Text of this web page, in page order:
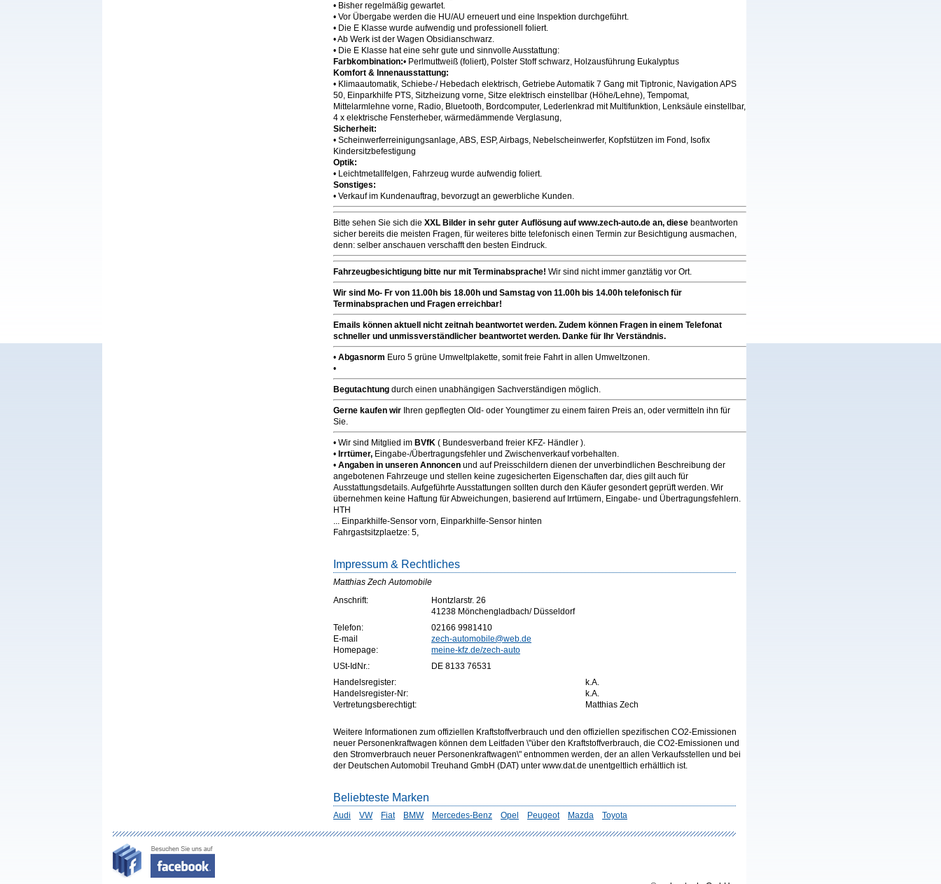
• Bisher regelmäßig gewartet.
• Vor Übergabe werden die HU/AU erneuert und eine Inspektion durchgeführt.
• Die E Klasse wurde aufwendig und professionell foliert.
• Ab Werk ist der Wagen Obsidianschwarz.
• Die E Klasse hat eine sehr gute und sinnvolle Ausstattung:
Farbkombination:• Perlmuttweiß (foliert), Polster Stoff schwarz, Holzausführung Eukalyptus
Komfort & Innenausstattung:
• Klimaautomatik, Schiebe-/ Hebedach elektrisch, Getriebe Automatik 7 Gang mit Tiptronic, Navigation APS
50, Einparkhilfe PTS, Sitzheizung vorne, Sitze elektrisch einstellbar (Höhe/Lehne), Tempomat,
Mittelarmlehne vorne, Radio, Bluetooth, Bordcomputer, Lederlenkrad mit Multifunktion, Lenksäule einstellbar,
4 x elektrische Fensterheber, wärmedämmende Verglasung,
Sicherheit:
• Scheinwerferreinigungsanlage, ABS, ESP, Airbags, Nebelscheinwerfer, Kopfstützen im Fond, Isofix
Kindersitzbefestigung
Optik:
• Leichtmetallfelgen, Fahrzeug wurde aufwendig foliert.
Sonstiges:
• Verkauf im Kundenauftrag, bevorzugt an gewerbliche Kunden.
Bitte sehen Sie sich die XXL Bilder in sehr guter Auflösung auf www.zech-auto.de an, diese beantworten
sicher bereits die meisten Fragen, für weiteres bitte telefonisch einen Termin zur Besichtigung ausmachen,
denn: selber anschauen verschafft den besten Eindruck.
Fahrzeugbesichtigung bitte nur mit Terminabsprache! Wir sind nicht immer ganztätig vor Ort.
Wir sind Mo- Fr von 11.00h bis 18.00h und Samstag von 11.00h bis 14.00h telefonisch für
Terminabsprachen und Fragen erreichbar!
Emails können aktuell nicht zeitnah beantwortet werden. Zudem können Fragen in einem Telefonat
schneller und unmissverständlicher beantwortet werden. Danke für Ihr Verständnis.
• Abgasnorm Euro 5 grüne Umweltplakette, somit freie Fahrt in allen Umweltzonen.
•
Begutachtung durch einen unabhängigen Sachverständigen möglich.
Gerne kaufen wir Ihren gepflegten Old- oder Youngtimer zu einem fairen Preis an, oder vermitteln ihn für
Sie.
• Wir sind Mitglied im BVfK ( Bundesverband freier KFZ- Händler ).
• Irrtümer, Eingabe-/Übertragungsfehler und Zwischenverkauf vorbehalten.
• Angaben in unseren Annoncen und auf Preisschildern dienen der unverbindlichen Beschreibung der
angebotenen Fahrzeuge und stellen keine zugesicherten Eigenschaften dar, dies gilt auch für
Ausstattungsdetails. Aufgeführte Ausstattungen sollten durch den Käufer gesondert geprüft werden. Wir
übernehmen keine Haftung für Abweichungen, basierend auf Irrtümern, Eingabe- und Übertragungsfehlern.
HTH
... Einparkhilfe-Sensor vorn, Einparkhilfe-Sensor hinten
Fahrgastsitzplaetze: 5,
Impressum & Rechtliches
Matthias Zech Automobile
Anschrift:
Hontzlarstr. 26
41238 Mönchengladbach/ Düsseldorf
Telefon:
02166 9981410
E-mail
zech-automobile@web.de
Homepage:
meine-kfz.de/zech-auto
USt-IdNr.:
DE 8133 76531
Handelsregister:
k.A.
Handelsregister-Nr:
k.A.
Vertretungsberechtigt:
Matthias Zech
Weitere Informationen zum offiziellen Kraftstoffverbrauch und den offiziellen spezifischen CO2-Emissionen
neuer Personenkraftwagen können dem Leitfaden \"über den Kraftstoffverbrauch, die CO2-Emissionen und
den Stromverbrauch neuer Personenkraftwagen\" entnommen werden, der an allen Verkaufsstellen und bei
der Deutschen Automobil Treuhand GmbH (DAT) unter www.dat.de unentgeltlich erhältlich ist.
Beliebteste Marken
Audi VW Fiat BMW Mercedes-Benz Opel Peugeot Mazda Toyota